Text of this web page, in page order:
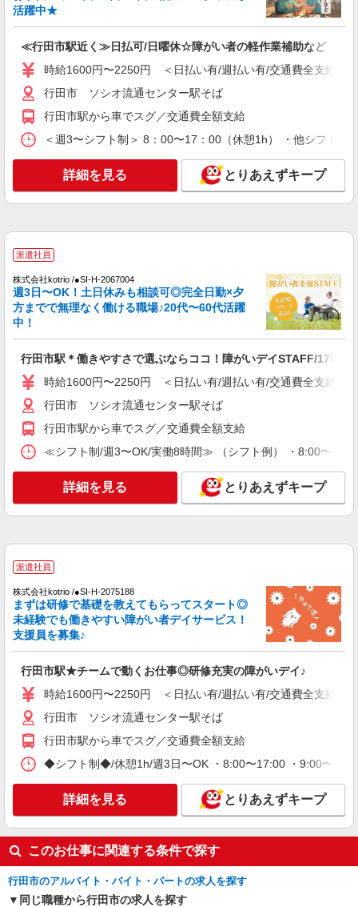
活躍中★
≪行田市駅近く≫日払可/日曜休☆障がい者の軽作業補助など
時給1600円〜2250円 ＜日払い有/週払い有/交通費全支給(ガ
行田市 ソシオ流通センター駅そば
行田市駅から車でスグ／交通費全額支給
＜週3〜シフト制＞ 8：00〜17：00（休憩1h） ・他シフト相
詳細を見る とりあえずキープ
派遣社員
株式会社kotrio /●SI-H-2067004
週3日〜OK！土日休みも相談可◎完全日勤×夕
方までで無理なく働ける職場♪20代〜60代活躍
中！
行田市駅＊働きやすさで選ぶならココ！障がいデイSTAFF/17時定
時給1600円〜2250円 ＜日払い有/週払い有/交通費全支給(ガ
行田市 ソシオ流通センター駅そば
行田市駅から車でスグ／交通費全額支給
≪シフト制/週3〜OK/実働8時間≫ （シフト例） ・8:00〜
詳細を見る とりあえずキープ
派遣社員
株式会社kotrio /●SI-H-2075188
まずは研修で基礎を教えてもらってスタート◎
未経験でも働きやすい障がい者デイサービス！
支援員を募集♪
行田市駅★チームで動くお仕事◎研修充実の障がいデイ♪
時給1600円〜2250円 ＜日払い有/週払い有/交通費全支給(ガ
行田市 ソシオ流通センター駅そば
行田市駅から車でスグ／交通費全額支給
◆シフト制◆/休憩1h/週3日〜OK ・8:00〜17:00 ・9:00〜
詳細を見る とりあえずキープ
このお仕事に関連する条件で探す
行田市のアルバイト・バイト・パートの求人を探す
同じ職種から行田市の求人を探す